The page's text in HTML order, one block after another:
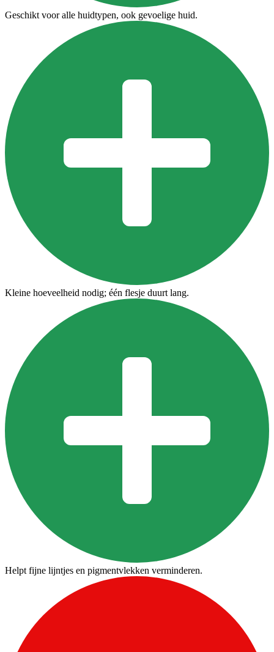
Geschikt voor alle huidtypen, ook gevoelige huid.
Kleine hoeveelheid nodig; één flesje duurt lang.
Helpt fijne lijntjes en pigmentvlekken verminderen.